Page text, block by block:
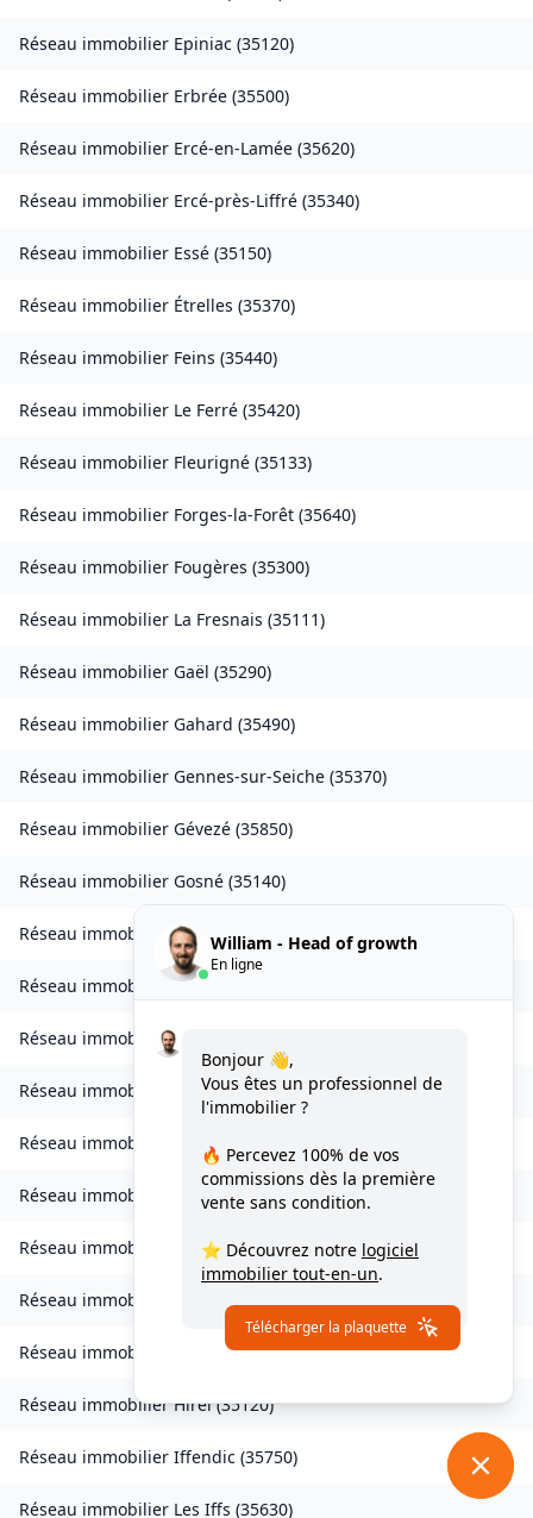
Réseau immobilier Epiniac (35120)
Réseau immobilier Erbrée (35500)
Réseau immobilier Ercé-en-Lamée (35620)
Réseau immobilier Ercé-près-Liffré (35340)
Réseau immobilier Essé (35150)
Réseau immobilier Étrelles (35370)
Réseau immobilier Feins (35440)
Réseau immobilier Le Ferré (35420)
Réseau immobilier Fleurigné (35133)
Réseau immobilier Forges-la-Forêt (35640)
Réseau immobilier Fougères (35300)
Réseau immobilier La Fresnais (35111)
Réseau immobilier Gaël (35290)
Réseau immobilier Gahard (35490)
Réseau immobilier Gennes-sur-Seiche (35370)
Réseau immobilier Gévezé (35850)
Réseau immobilier Gosné (35140)
Réseau immobilierLa Gouesnière (35350 )
Réseau immobilier Goven
Réseau immobilierGrand-Fougeray
Réseau immobilier La Guerche-de-Bretagne(35130)
Réseau immobilier Guichen
Réseau immobilier Guignen(35580)
Réseau immobilier Guipel (35440)
Réseau immobilier Hédé-Bazouges(35630)
Réseau immobilier L'Hermitage(35590)
Réseau immobilierHirel(35120)
Réseau immobilier Iffendic (35750)
Réseau immobilier Les Iffs (35630)
William - Head of growth
En ligne
Bonjour 👋,
Vous êtes un professionnel de
l'immobilier ?
🔥 Percevez 100% de vos
commissions dès la première
vente sans condition.
⭐ Découvrez notre logiciel
immobilier tout-en-un.
Télécharger la plaquette